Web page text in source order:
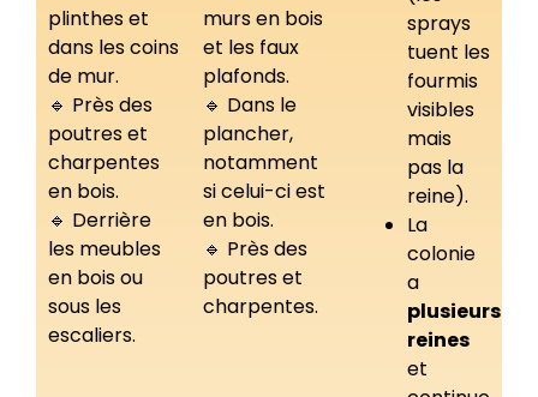
plinthes et
dans les coins
de mur.
🔹 Près des
poutres et
charpentes
en bois.
🔹 Derrière
les meubles
en bois ou
sous les
escaliers.
murs en bois
et les faux
plafonds.
🔹 Dans le
plancher,
notamment
si celui-ci est
en bois.
🔹 Près des
poutres et
charpentes.
sprays
tuent les
fourmis
visibles
mais
pas la
reine).
La
colonie
a
plusieurs
reines
et